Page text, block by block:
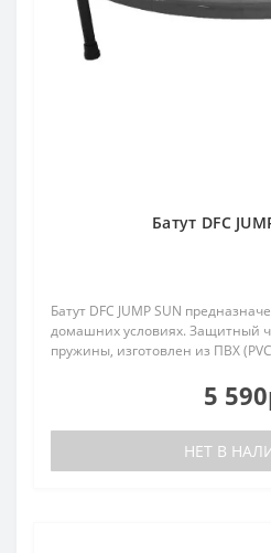
Батут DFC
Батут DFC JUMP SUN
домашних условиях. Защитный
пружины, изготовлен из ПВХ
5
НЕТ В